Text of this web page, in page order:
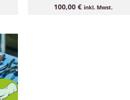
100,00 € inkl. Mwst.